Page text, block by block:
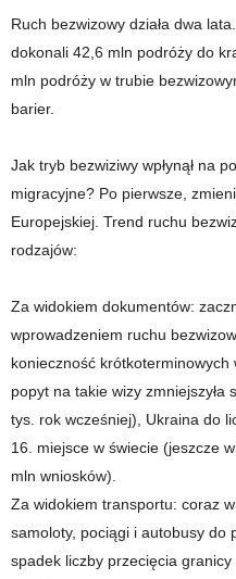
Ruch bezwizowy działa dwa
dokonali 42,6 mln podróży do
mln podróży w trubie
barier.
Jak tryb bezwiziwy wpłynął na
migracyjne? Po pierwsze,
Europejskiej. Trend ruchu
rodzajów:
Za widokiem dokumentów:
wprowadzeniem ruchu
konieczność
popyt na takie wizy
tys. rok wcześniej), Ukraina do
16. miejsce w świecie (jeszcze
mln wniosków).
Za widokiem transportu: coraz
samoloty, pociągi i autobusy do
spadek liczby przecięcia